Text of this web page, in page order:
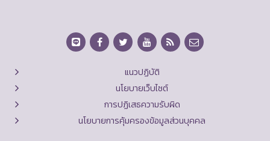
แนวปฏิบัติ
นโยบายเว็บไซต์
การปฏิเสธความรับผิด
นโยบายการคุ้มครองข้อมูลส่วนบุคคล